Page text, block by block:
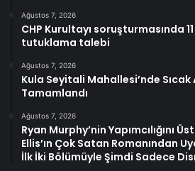
Ağustos 7, 2026
CHP Kurultayı soruşturmasında
tutuklama talebi
Ağustos 7, 2026
Kula Seyitali Mahallesi’nde Sıcak
Tamamlandı
Ağustos 7, 2026
Ryan Murphy’nin Yapımcılığını
Ellis’ın Çok Satan Romanından
İlk İki Bölümüyle Şimdi Sadece